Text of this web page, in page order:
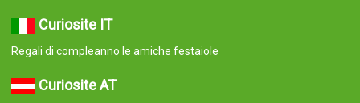
Curiosite IT
Regali di compleanno le amiche festaiole
Curiosite AT